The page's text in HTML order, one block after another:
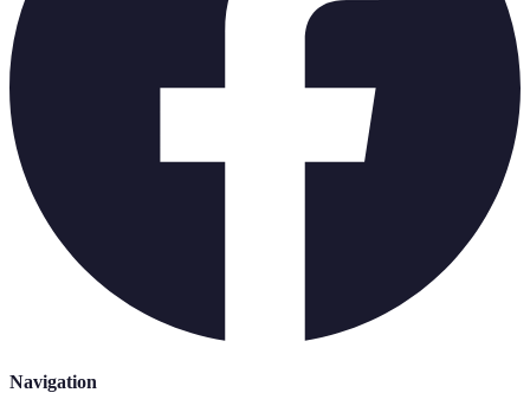
Navigation